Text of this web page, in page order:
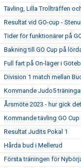
Tävling, Lilla Trollträffen
Resultat vid GO-cup -
Tider för funktionärer på
Bakning till GO Cup på
Full fart på On-läger i
Division 1 match mellan
Kommande Judo5
Årsmöte 2023 - hur gick
Kommande tävling GO
Resultat Judits Pokal 1
Hårda bud i Mellerud
Första träningen för